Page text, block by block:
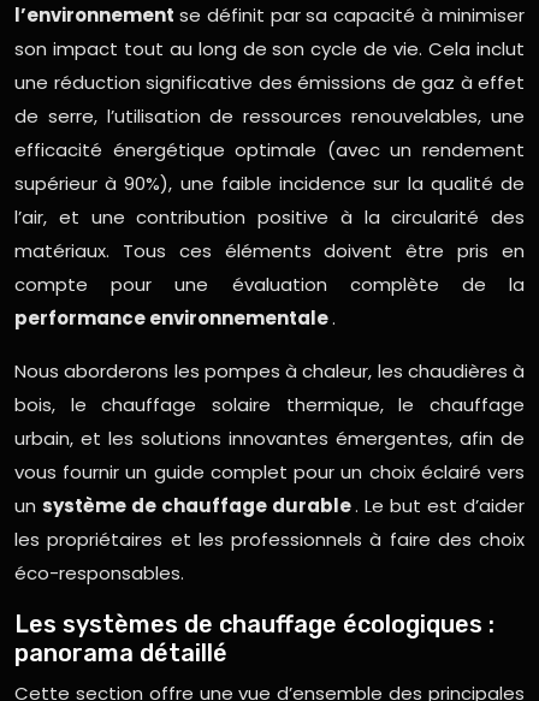
l’environnement se définit par sa capacité à minimiser
son impact tout au long de son cycle de vie. Cela inclut
une réduction significative des émissions de gaz à effet
de serre, l’utilisation de ressources renouvelables, une
efficacité énergétique optimale (avec un rendement
supérieur à 90%), une faible incidence sur la qualité de
l’air, et une contribution positive à la circularité des
matériaux. Tous ces éléments doivent être pris en
compte pour une évaluation complète de la
performance environnementale.
Nous aborderons les pompes à chaleur, les chaudières à
bois, le chauffage solaire thermique, le chauffage
urbain, et les solutions innovantes émergentes, afin de
vous fournir un guide complet pour un choix éclairé vers
un système de chauffage durable. Le but est d’aider
les propriétaires et les professionnels à faire des choix
éco-responsables.
Les systèmes de chauffage écologiques :
panorama détaillé
Cette section offre une vue d’ensemble des principales